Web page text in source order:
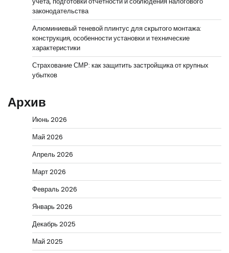
законодательства
Алюминиевый теневой плинтус для скрытого монтажа:
конструкция, особенности установки и технические
характеристики
Страхование СМР: как защитить застройщика от крупных
убытков
Архив
Июнь 2026
Май 2026
Апрель 2026
Март 2026
Февраль 2026
Январь 2026
Декабрь 2025
Май 2025